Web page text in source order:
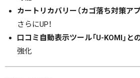
カートリカバリー（カゴ落ち対策ア
さらにUP！
口コミ自動表示ツール「U-KOMI」と
強化